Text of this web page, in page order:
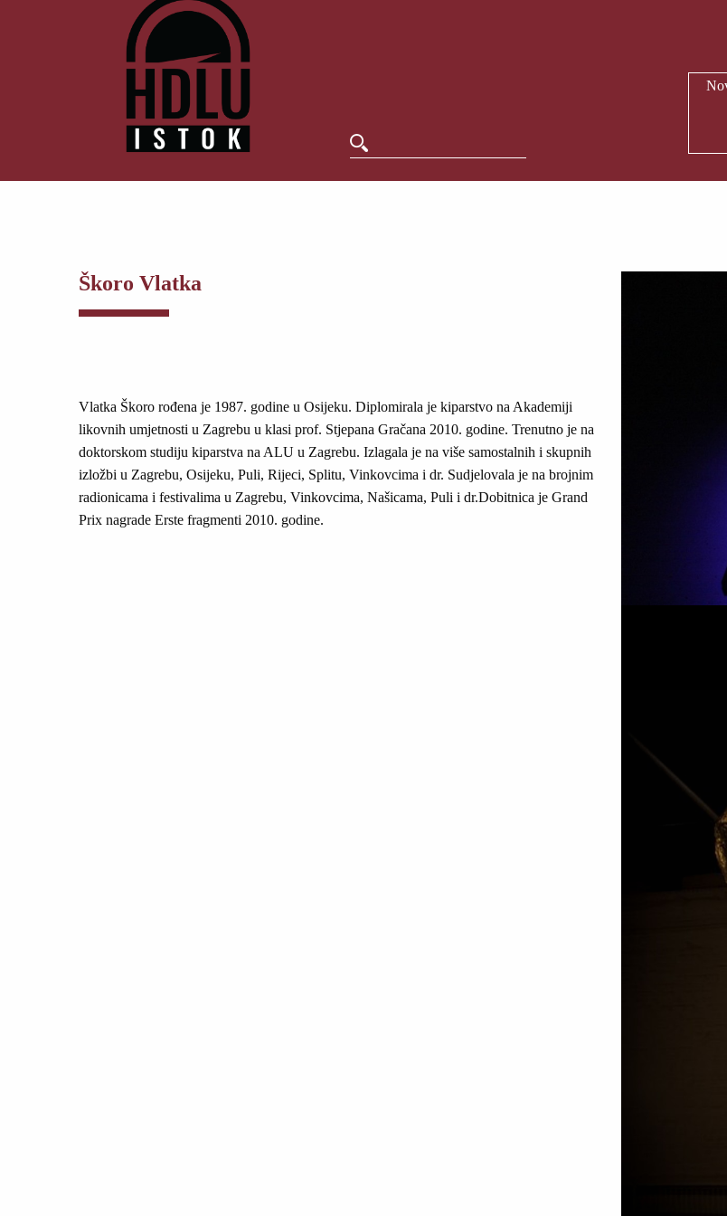
Škoro Vlatka
Vlatka Škoro rođena je 1987. godine u Osijeku. Diplomirala je kiparstvo na Akademiji
likovnih umjetnosti u Zagrebu u klasi prof. Stjepana Gračana 2010. godine. Trenutno je na
doktorskom studiju kiparstva na ALU u Zagrebu. Izlagala je na više samostalnih i skupnih
izložbi u Zagrebu, Osijeku, Puli, Rijeci, Splitu, Vinkovcima i dr. Sudjelovala je na brojnim
radionicama i festivalima u Zagrebu, Vinkovcima, Našicama, Puli i dr.Dobitnica je Grand
Prix nagrade Erste fragmenti 2010. godine.